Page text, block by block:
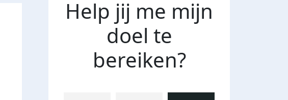
Help jij me mijn
doel te
bereiken?